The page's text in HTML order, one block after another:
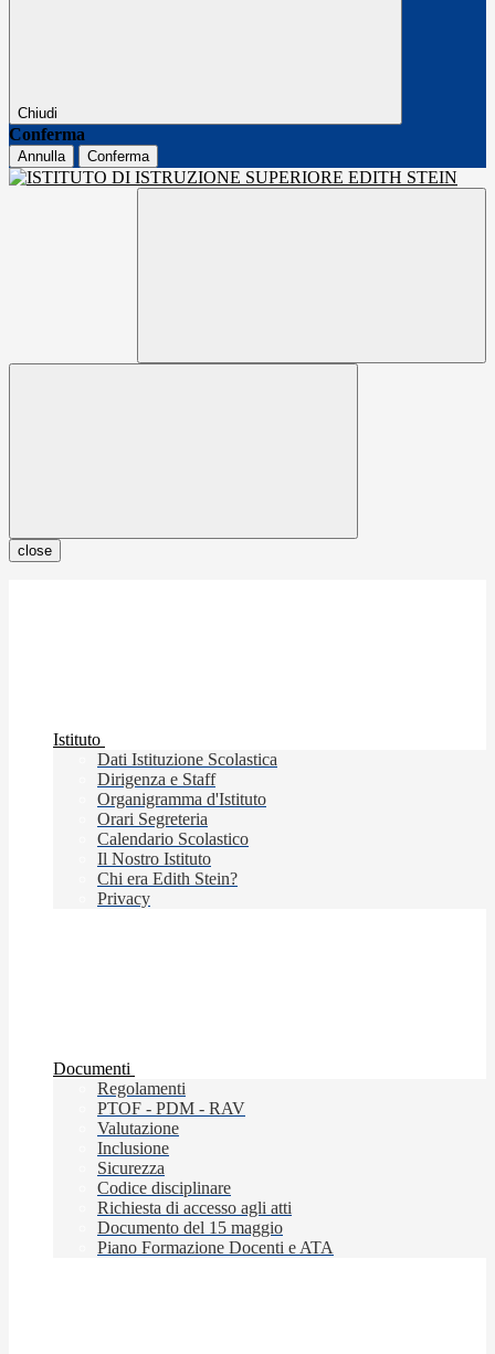
Chiudi
Conferma
Annulla Conferma
close
Istituto
Dati Istituzione Scolastica
Dirigenza e Staff
Organigramma d'Istituto
Orari Segreteria
Calendario Scolastico
Il Nostro Istituto
Chi era Edith Stein?
Privacy
Documenti
Regolamenti
PTOF - PDM - RAV
Valutazione
Inclusione
Sicurezza
Codice disciplinare
Richiesta di accesso agli atti
Documento del 15 maggio
Piano Formazione Docenti e ATA